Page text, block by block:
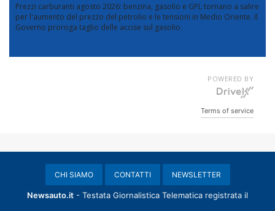
Prezzi carburanti agosto 2026: benzina, gasolio e GPL tornano a salire
per l'aumento del prezzo del petrolio e le tensioni in Medio Oriente. Il
Governo proroga taglio delle accise sul gasolio.
POWERED BY
Terms of service
CHI SIAMO CONTATTI NEWSLETTER
Newsauto.it - Testata Giornalistica Telematica registrata il